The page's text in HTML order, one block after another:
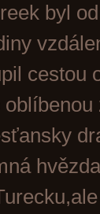
byl
cestou